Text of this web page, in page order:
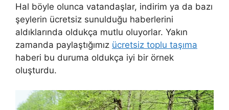
Hal böyle olunca vatandaşlar, indirim ya da bazı
şeylerin ücretsiz sunulduğu haberlerini
aldıklarında oldukça mutlu oluyorlar. Yakın
zamanda paylaştığımız ücretsiz toplu taşıma
haberi bu duruma oldukça iyi bir örnek
oluşturdu.